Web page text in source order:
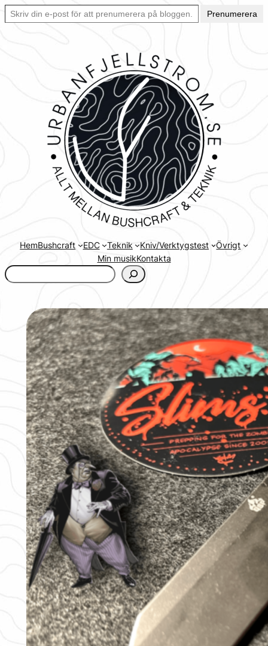
Hoppa
Skriv din e-post för att prenumerera på bloggen… Ett enkelt sätt att hålla sig uppdaterad automatiskt.
Prenumerera
HemBushcraft EDC Teknik Kniv/Verktygstest
Övrigt
Min musikKontakta
www.urbanfjellstrom.se/jamforelselistan/